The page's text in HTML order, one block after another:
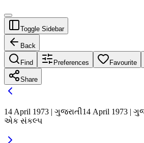
Toggle Sidebar
Back
Find Preferences Favourite
Share
14 April 1973 | ગુજરાતી14 April 1973 |
એક સંકલ્પ